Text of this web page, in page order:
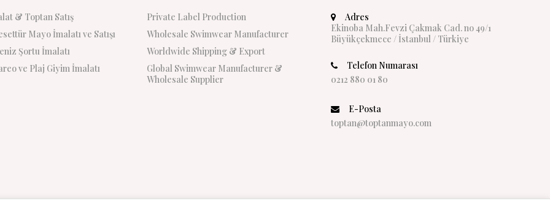
& Toptan Satış
Mayo İmalatı ve Satışı
Şortu İmalatı
ve Plaj Giyim İmalatı
Private Label Production
Wholesale Swimwear Manufacturer
Worldwide Shipping & Export
Global Swimwear Manufacturer &
Wholesale Supplier
Adres
Ekinoba Mah.Fevzi Çakmak Cad. no 49/1
Büyükçekmece / İstanbul / Türkiye
Telefon Numarası
0212 880 01 80
E-Posta
toptan@toptanmayo.com